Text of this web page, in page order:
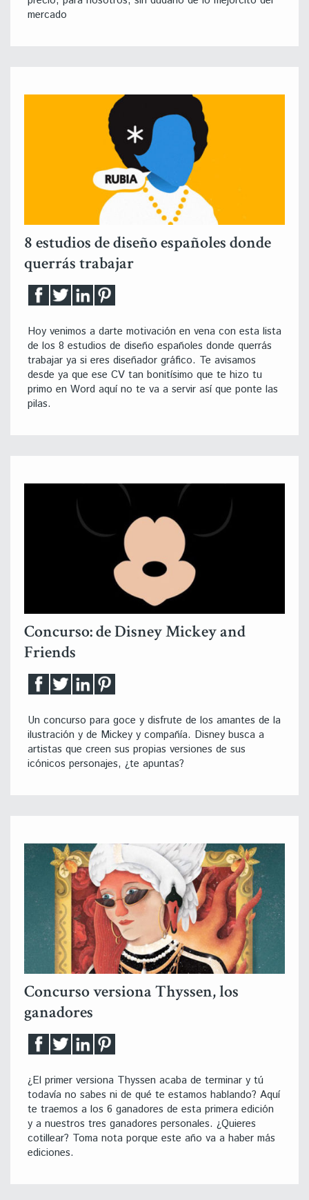
mercado
8 estudios de diseño españoles donde
querrás trabajar
Hoy venimos a darte motivación en vena con esta lista
de los 8 estudios de diseño españoles donde querrás
trabajar ya si eres diseñador gráfico. Te avisamos
desde ya que ese CV tan bonitísimo que te hizo tu
primo en Word aquí no te va a servir así que ponte las
pilas.
Concurso: de Disney Mickey and
Friends
Un concurso para goce y disfrute de los amantes de la
ilustración y de Mickey y compañía. Disney busca a
artistas que creen sus propias versiones de sus
icónicos personajes, ¿te apuntas?
Concurso versiona Thyssen, los
ganadores
¿El primer versiona Thyssen acaba de terminar y tú
todavía no sabes ni de qué te estamos hablando? Aquí
te traemos a los 6 ganadores de esta primera edición
y a nuestros tres ganadores personales. ¿Quieres
cotillear? Toma nota porque este año va a haber más
ediciones.